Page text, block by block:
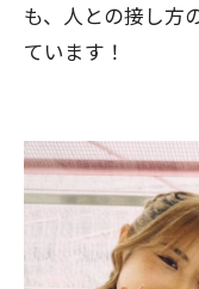
も、人との接し方
ています！